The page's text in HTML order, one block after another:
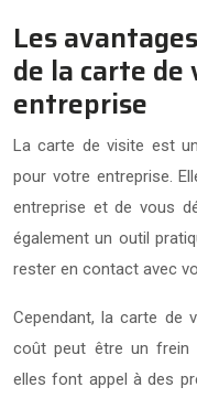
Les
de la carte
entreprise
La carte de visite est
pour votre entreprise.
entreprise et de vous
également un outil
rester en contact avec
Cependant, la carte de
coût peut être un frein
elles font appel à des